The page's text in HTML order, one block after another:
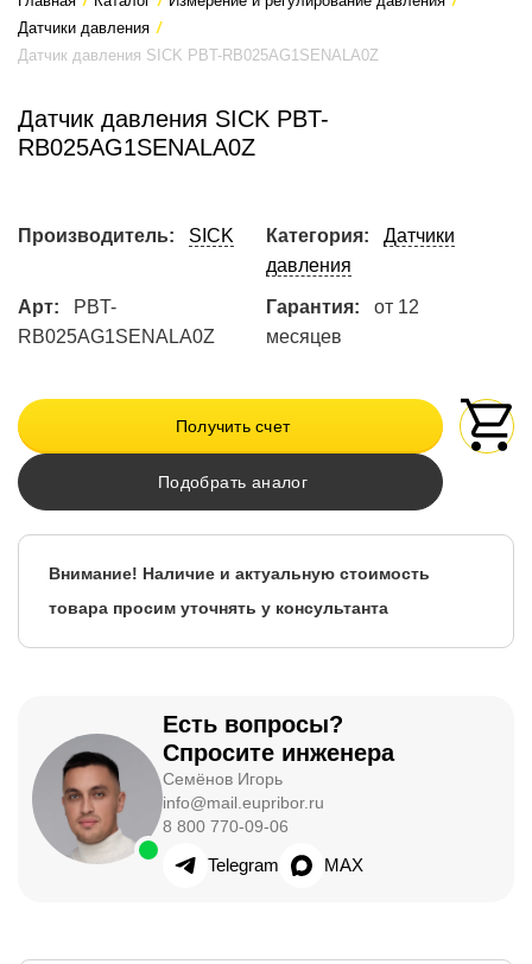
Датчики давления /
Датчик давления SICK PBT-RB025AG1SENALA0Z
Датчик давления SICK PBT-
RB025AG1SENALA0Z
Производитель: SICK Категория:
Датчики
давления
Арт:
PBT-
RB025AG1SENALA0Z
Гарантия:
от 12
месяцев
Получить счет
Подобрать аналог
Внимание! Наличие и актуальную стоимость
товара просим уточнять у консультанта
Есть вопросы?
Спросите инженера
Семёнов Игорь
info@mail.eupribor.ru
8 800 770-09-06
Telegram MAX